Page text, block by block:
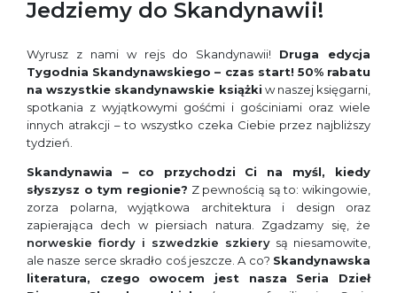
Jedziemy do Skandynawii!
Wyrusz z nami w rejs do Skandynawii! Druga edycja
Tygodnia Skandynawskiego – czas start! 50% rabatu
na wszystkie skandynawskie książki w naszej księgarni,
spotkania z wyjątkowymi gośćmi i gościniami oraz wiele
innych atrakcji – to wszystko czeka Ciebie przez najbliższy
tydzień.
Skandynawia – co przychodzi Ci na myśl, kiedy
słyszysz o tym regionie? Z pewnością są to: wikingowie,
zorza polarna, wyjątkowa architektura i design oraz
zapierająca dech w piersiach natura. Zgadzamy się, że
norweskie fiordy i szwedzkie szkiery są niesamowite,
ale nasze serce skradło coś jeszcze. A co? Skandynawska
literatura, czego owocem jest nasza Seria Dzieł